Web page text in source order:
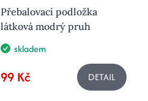
Přebalovací podložka
látková modrý pruh
skladem
99 Kč DETAIL